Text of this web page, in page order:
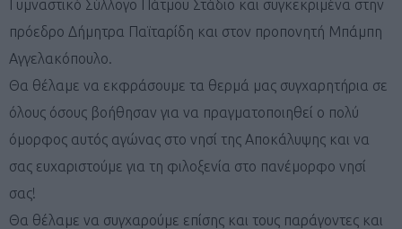
Γυμναστικό Σύλλογο Πάτμου Στάδιο και συγκεκριμένα στην
πρόεδρο Δήμητρα Παϊταρίδη και στον προπονητή Μπάμπη
Αγγελακόπουλο.
Θα θέλαμε να εκφράσουμε τα θερμά μας συγχαρητήρια σε
όλους όσους βοήθησαν για να πραγματοποιηθεί ο πολύ
όμορφος αυτός αγώνας στο νησί της Αποκάλυψης και να
σας ευχαριστούμε για τη φιλοξενία στο πανέμορφο νησί
σας!
Θα θέλαμε να συγχαρούμε επίσης και τους παράγοντες και